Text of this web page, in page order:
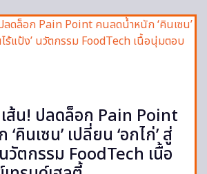
ส้น! ปลดล็อก Pain Point
คินเซน’ เปลี่ยน ‘อกไก่’ สู่
นวัตกรรม FoodTech เนื้อ